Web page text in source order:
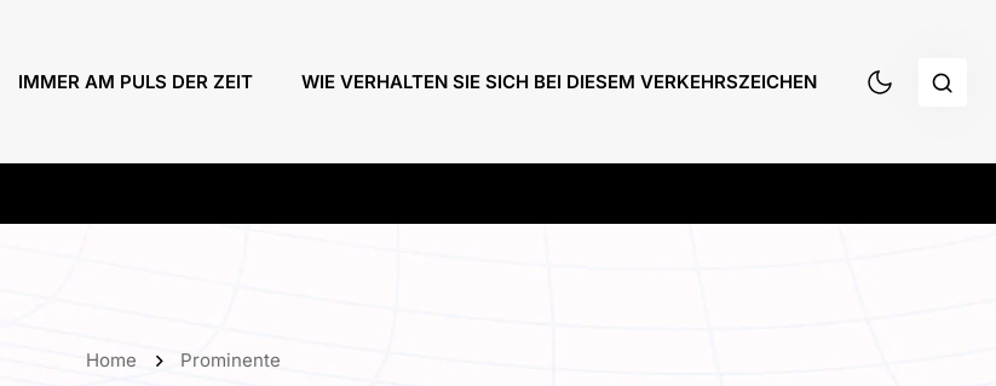
IMMER AM PULS DER ZEIT WIE VERHALTEN SIE SICH BEI DIESEM VERKEHRSZEICHEN
Home Prominente